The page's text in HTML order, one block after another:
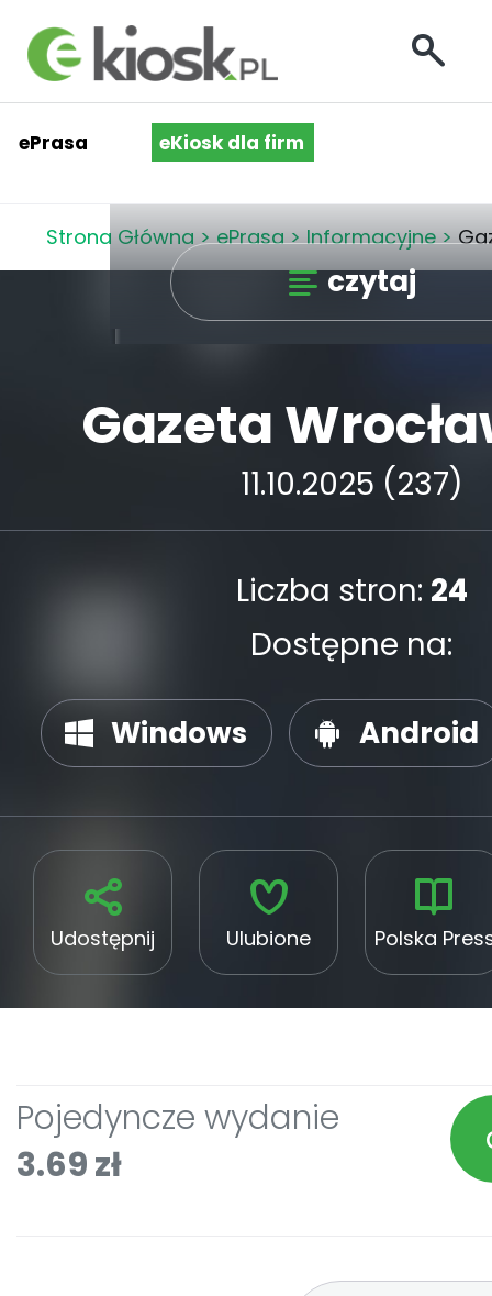
ePrasa eKiosk dla firm
Strona Główna > ePrasa > Informacyjne >
czytaj
Gazeta
11.10.2025 (237)
Liczba stron: 24
Dostępne na:
Windows Android
Udostępnij Ulubione Polska
Pojedyncze wydanie
3.69 zł